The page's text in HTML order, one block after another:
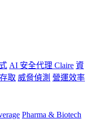
AI 安全代理 Claire 資
取 威脅偵測 營運效率
Pharma & Biotech